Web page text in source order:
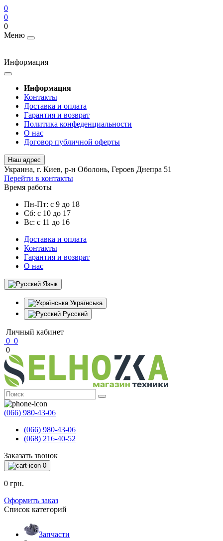
0
0
0
Меню
Информация
Информация
Контакты
Доставка и оплата
Гарантия и возврат
Политика конфеденциальности
О нас
Договор публичной оферты
Наш адрес
Украина, г. Киев, р-н Оболонь, Героев Днепра 51
Перейти в контакты
Время работы
Пн-Пт: с 9 до 18
Сб: с 10 до 17
Вс: с 11 до 16
Доставка и оплата
Контакты
Гарантия и возврат
О нас
Язык
Українська
Русский
Личный кабинет
0 0
0
(066) 980-43-06
(066) 980-43-06
(068) 216-40-52
Заказать звонок
0
0 грн.
Оформить заказ
Список категорий
Запчасти